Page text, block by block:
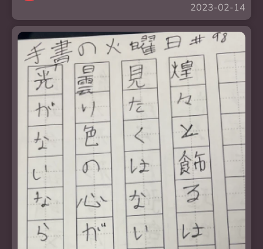
2023-02-14